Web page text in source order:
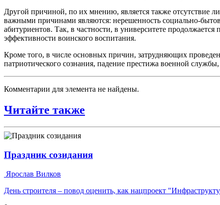
Другой причиной, по их мнению, является также отсутствие
важными причинами являются: нерешенность социально-
абитуриентов. Так, в частности, в университете
эффективности воинского воспитания.
Кроме того, в числе основных причин, затрудняющих
патриотического сознания, падение престижа военной
Комментарии для элемента не найдены.
Читайте также
Праздник созидания
Ярослав Вилков
День строителя – повод оценить, как нацпроект